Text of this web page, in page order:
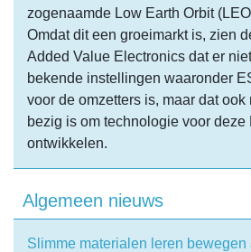
zogenaamde Low Earth Orbit
Omdat dit een groeimarkt is, zien
Added Value Electronics dat er
bekende instellingen waaronder
voor de omzetters is, maar dat ook
bezig is om technologie voor deze
ontwikkelen.
Algemeen nieuws
Slimme materialen leren bewegen